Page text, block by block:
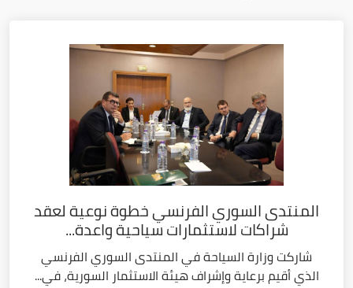
المنتدى السوري الفرنسي خطوة نوعية لعقد
شراكات لاستثمارات سياحية واعدة...
شاركت وزارة السياحة في المنتدى السوري الفرنسي
الذي أقيم برعاية وإشراف هيئة الاستثمار السورية، في...